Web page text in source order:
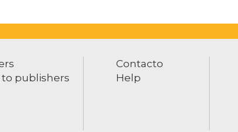
publishers
Contacto
Help